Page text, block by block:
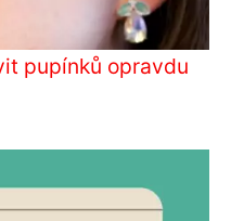
pupínků opravdu